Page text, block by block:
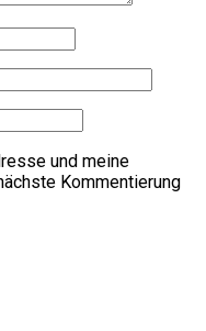
und meine
Kommentierung